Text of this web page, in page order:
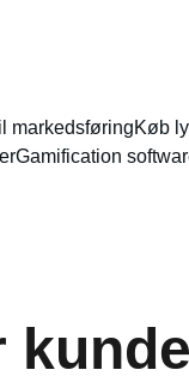
markedsføringKøb
Gamification